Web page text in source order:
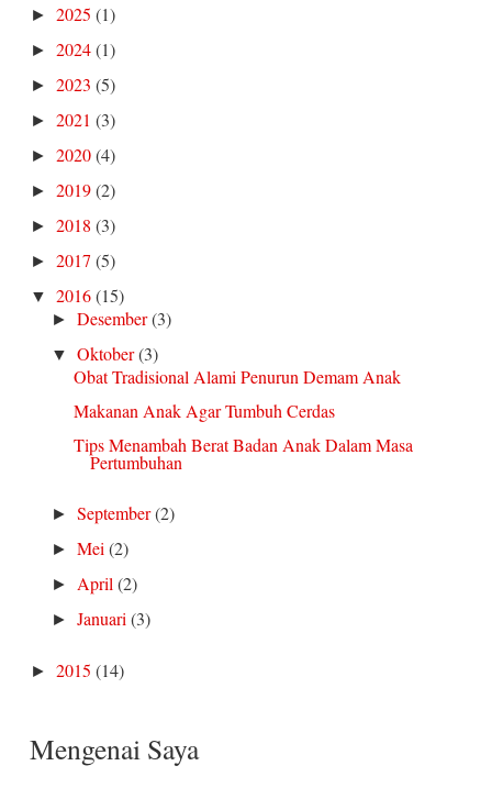
► 2025 (1)
► 2024(1)
► 2023 (5)
► 2021 (3)
► 2020(4)
► 2019(2)
► 2018 (3)
► 2017 (5)
▼ 2016(15)
►Desember(3)
▼Oktober(3)
Obat Tradisional Alami Penurun Demam Anak
Makanan Anak Agar Tumbuh Cerdas
Tips Menambah Berat Badan Anak Dalam Masa
Pertumbuhan
►September(2)
►Mei(2)
► April(2)
►Januari(3)
► 2015 (14)
Mengenai Saya